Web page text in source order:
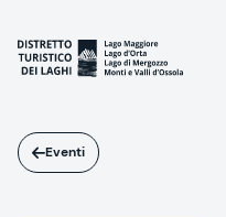
contenuto
principale
Eventi